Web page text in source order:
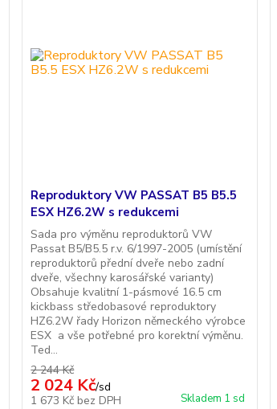
Reproduktory VW PASSAT B5 B5.5
ESX HZ6.2W s redukcemi
Sada pro výměnu reproduktorů VW
Passat B5/B5.5 r.v. 6/1997-2005 (umístění
reproduktorů přední dveře nebo zadní
dveře, všechny karosářské varianty)
Obsahuje kvalitní 1-pásmové 16.5 cm
kickbass středobasové reproduktory
HZ6.2W řady Horizon německého výrobce
ESX a vše potřebné pro korektní výměnu.
Ted...
2 244 Kč
2 024 Kč/sd
1 673 Kč bez DPH Skladem 1 sd